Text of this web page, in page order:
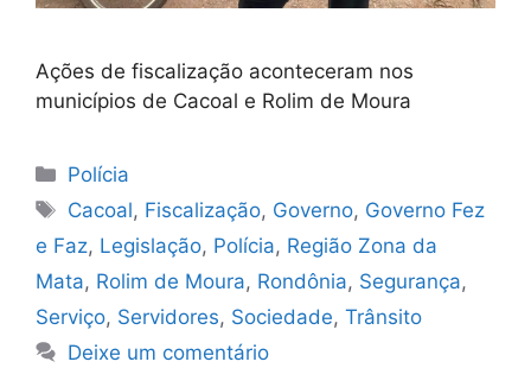
Ações de fiscalização aconteceram nos
municípios de Cacoal e Rolim de Moura
Categorias
Polícia
Tags
Cacoal, Fiscalização, Governo, Governo Fez
e Faz, Legislação, Polícia, Região Zona da
Mata, Rolim de Moura, Rondônia, Segurança,
Serviço, Servidores, Sociedade, Trânsito
Deixe um comentário